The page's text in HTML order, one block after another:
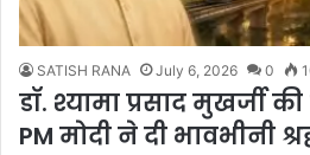
SATISH RANA July 6, 2026 0
डॉ. श्यामा प्रसाद मुखर्जी
PM मोदी ने दी भावभीनी